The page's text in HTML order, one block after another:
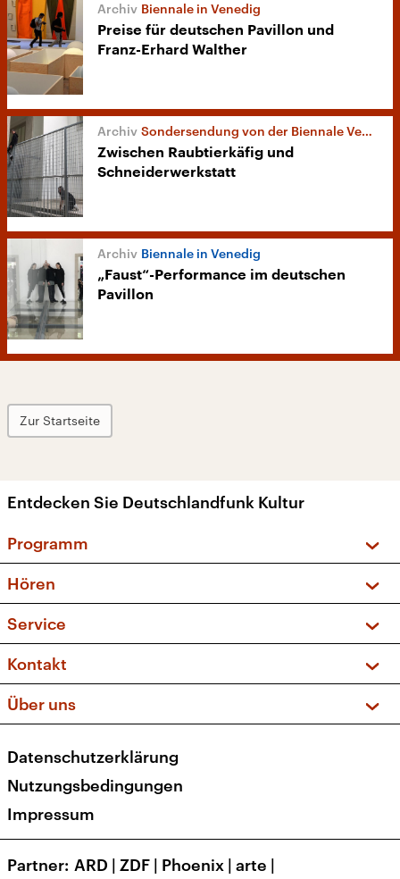
Biennale in Venedig
Preise für deutschen Pavillon und
Franz-Erhard Walther
Sondersendung von der Biennale Venedig
Zwischen Raubtierkäfig und
Schneiderwerkstatt
Biennale in Venedig
„Faust“-Performance im deutschen
Pavillon
Zur Startseite
Entdecken Sie Deutschlandfunk Kultur
Programm
Sendungen und Podcasts
Musikliste
Kakadu – Das Kinderprogramm
Hören
Frequenzen (UKW + DAB+)
Service
FAQ
Apps
Newsletter
Veranstaltungen
Kontakt
Social Media
Über uns
Presse
Karriere
Transparenz
Datenschutzerklärung
Nutzungsbedingungen
Impressum
Partner ARD | ZDF | Phoenix | arte |